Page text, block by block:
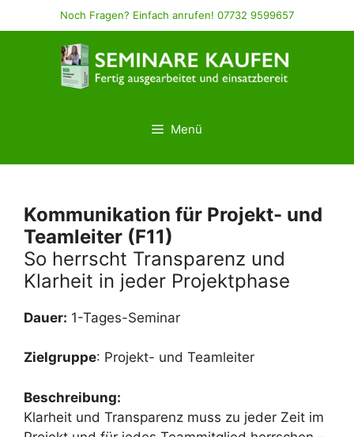
Inhalt
Noch Fragen? Einfach anrufen! 07732 9599657
Menü
Kommunikation für Projekt- und
Teamleiter (F11)
So herrscht Transparenz und
Klarheit in jeder Projektphase
Dauer: 1-Tages-Seminar
Zielgruppe: Projekt- und Teamleiter
Beschreibung:
Klarheit und Transparenz muss zu jeder Zeit im